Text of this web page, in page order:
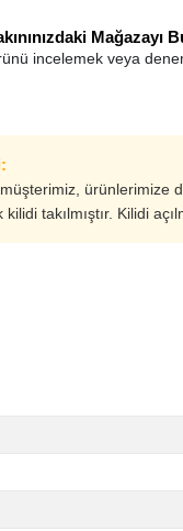
Mağazayı
incelemek veya
ürünlerimize
kilidi takılmıştır. Kilidi